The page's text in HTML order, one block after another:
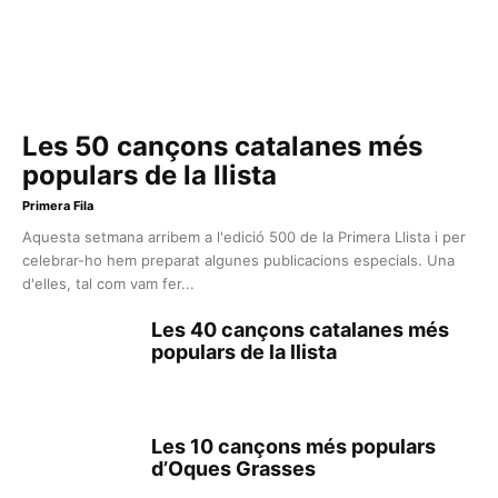
Les 50 cançons catalanes més
populars de la llista
Primera Fila
Aquesta setmana arribem a l'edició 500 de la Primera Llista i per
celebrar-ho hem preparat algunes publicacions especials. Una
d'elles, tal com vam fer...
Les 40 cançons catalanes més
populars de la llista
Les 10 cançons més populars
d’Oques Grasses